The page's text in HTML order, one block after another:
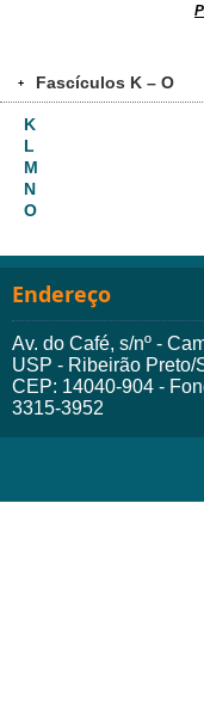
+ Fascículos K – O
K
L
M
N
O
Endereço
Av. do Café, s/nº -
USP - Ribeirão Preto/
CEP: 14040-904 -
3315-3952